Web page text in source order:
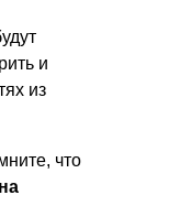
и
из
что